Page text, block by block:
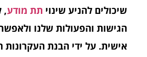
שיכולים להניע שינוי תת מודע,
הגישות והפעולות שלנו
אישית. על ידי הבנת העקרונות